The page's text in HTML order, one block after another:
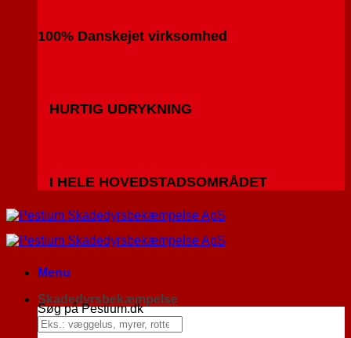
100% Danskejet virksomhed
HURTIG UDRYKNING
I HELE HOVEDSTADSOMRÅDET
Menu
Skadedyrsbekæmpelse
Søg på Pestium.dk